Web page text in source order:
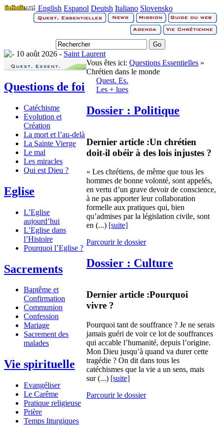
English Espanol Deutsh Italiano Slovensko
10 août 2026 - Saint Laurent
Questions de foi
Catéchisme
Evolution et
Création
La mort et l’au-delà
La Sainte Vierge
Le mal
Les miracles
Qui est Dieu ?
Eglise
L’Eglise
aujourd’hui
L’Eglise dans
l’Histoire
Pourquoi l’Eglise ?
Sacrements
Baptême et
Confirmation
Communion
Confession
Mariage
Sacrement des
malades
Vie spirituelle
Evangéliser
Le Carême
Pratique religieuse
Prière
Temps liturgiques
Vous êtes ici: Questions Essentielles »
Chrétien dans le monde
Quest. Es.
Les + lues
Dossier : Politique
Dernier article :Un chrétien
doit-il obéir à des lois injustes ?
« Les chrétiens, de même que tous les
hommes de bonne volonté, sont appelés,
en vertu d’un grave devoir de conscience,
à ne pas apporter leur collaboration
formelle aux pratiques qui, bien
qu’admises par la législation civile, sont
en (...) [suite]
Parcourir le dossier
Dossier : Culture
Dernier article :Pourquoi
vivre ?
Pourquoi tant de souffrance ? Je ne serais
jamais guéri de voir ce lot de souffrances
qui accable l’humanité, depuis l’origine.
Mon Dieu jusqu’à quand va durer cette
tragédie ? On dit dans tous les
catéchismes que la vie a un sens, mais
sur (...) [suite]
Parcourir le dossier